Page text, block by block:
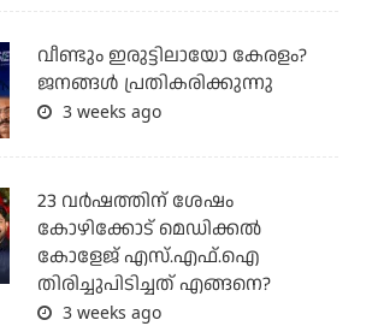
വീണ്ടും ഇരുട്ടിലായോ കേരളം?
ജനങ്ങൾ പ്രതികരിക്കുന്നു
3 weeks ago
23 വർഷത്തിന് ശേഷം
കോഴിക്കോട് മെഡിക്കൽ
കോളേജ് എസ്.എഫ്.ഐ
തിരിച്ചുപിടിച്ചത് എങ്ങനെ?
3 weeks ago